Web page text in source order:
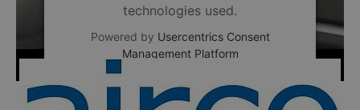
technologies used.
Powered by Usercentrics Consent
Management Platform